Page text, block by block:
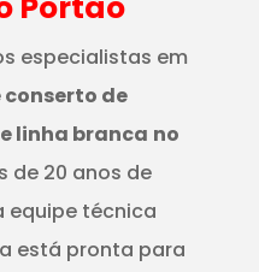
especialistas em
de
linha branca no
de 20 anos de
equipe técnica
está pronta para